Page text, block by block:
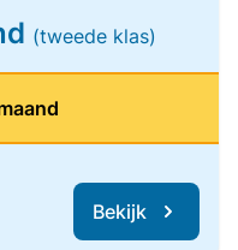
(tweede klas)
Bekijk